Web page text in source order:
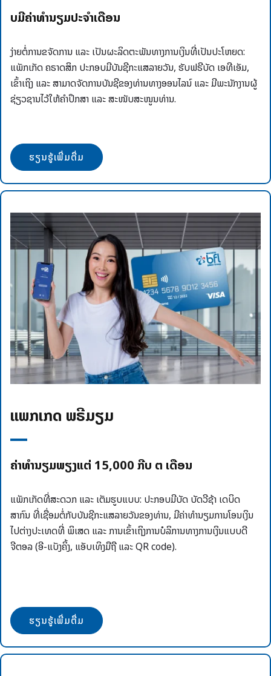
ບໍ່ມີຄ່າທຳນຽມປະຈໍາເດືອນ
ງ່າຍຕໍ່ການຂຈັດການ ແລະ ເປັນຜະລິດຕະພັນທາງການເງິນທີ່ເປັນປະໂຫຍດ:
ແພັກເກັດ ຄຣາດສິກ ປະກອບມີບັນຊີກະແສລາຍວັນ, ຮັບຟຣີບັດ ເອທີເອັມ,
ເຂົ້າເຖິງ ແລະ ສາມາດຈັດການບັນຊີຂອງທ່ານທາງອອນໄລນ໌ ແລະ ມີພະນັກງານຜູ້
ຊ່ຽວຊານໄວ້ໃຫ້ຄໍາປຶກສາ ແລະ ສະໜັບສະໜູນທ່ານ.
ຮຽນຮູ້ເພີ່ມຕື່ມ
ແພັກເກັດ ພຣີມຽມ
ຄ່າທຳນຽມພຽງແຕ່ 15,000 ກີບ ຕໍ່ ເດືອນ
ແພັກເກັດທີ່ສະດວກ ແລະ ເຕັມຮູບແບບ: ປະກອບມີບັດ ບັດວີຊ້າ ເດບິດ
ສາກົນ ທີ່ເຊື່ອມຕໍ່ກັບບັນຊີກະແສລາຍວັນຂອງທ່ານ, ມີຄ່າທໍານຽມການໂອນເງິນ
ໄປຕ່າງປະເທດທີ່ ພິເສດ ແລະ ການເຂົ້າເຖິງການບໍລິການທາງການເງິນແບບດີ
ຈີຕອລ (ອີ-ແບັງຄິ້ງ, ແອັບເທິງມືຖື ແລະ QR code).
ຮຽນຮູ້ເພີ່ມຕື່ມ